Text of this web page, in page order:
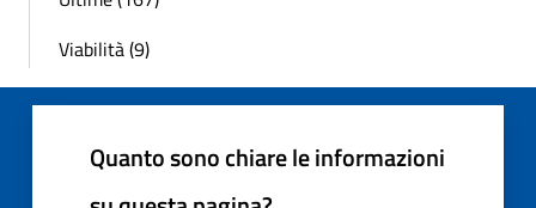
Viabilità (9)
Quanto sono chiare le informazioni